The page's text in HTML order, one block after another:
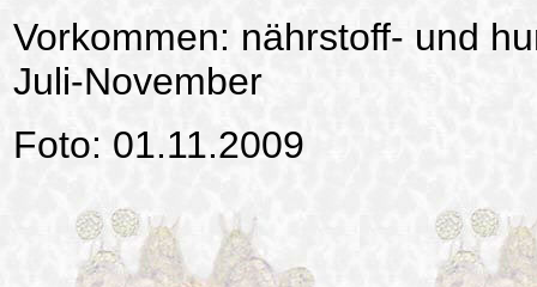
Vorkommen: nährstoff- und
Juli-November
Foto: 01.11.2009